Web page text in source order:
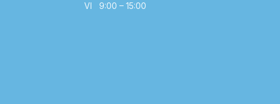
VI 9:00 – 15:00